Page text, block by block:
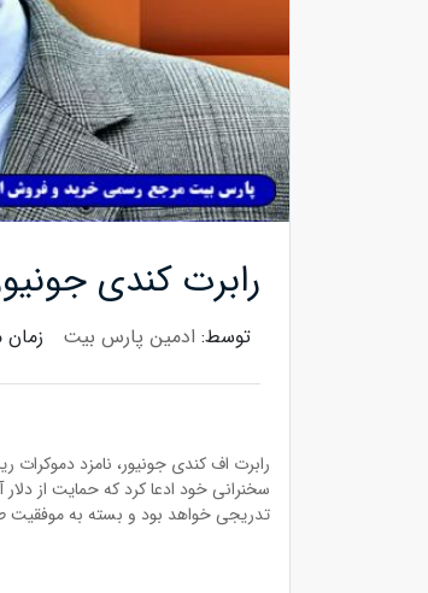
رابرت کندی
توسط: ادمین پارس بیت زمان
رابرت اف کندی جونیور، نامزد
سخنرانی خود ادعا کرد که حمایت از
تدریجی خواهد بود و بسته به موفقیت